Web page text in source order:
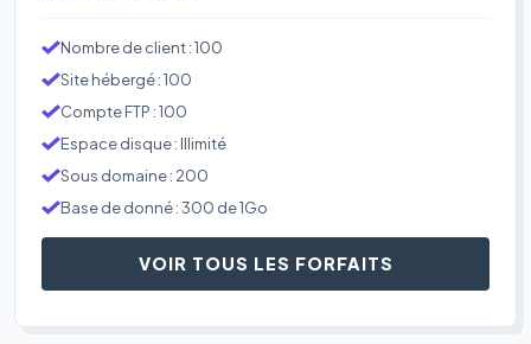
Nombre de client : 100
Site hébergé : 100
Compte FTP : 100
Espace disque : Illimité
Sous domaine : 200
Base de donné : 300 de 1Go
VOIR TOUS LES FORFAITS